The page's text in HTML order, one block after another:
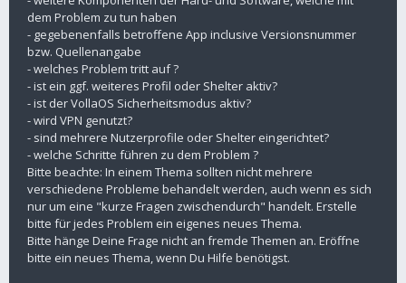
dem Problem zu tun haben
- gegebenenfalls betroffene App inclusive Versionsnummer
bzw. Quellenangabe
- welches Problem tritt auf ?
- ist ein ggf. weiteres Profil oder Shelter aktiv?
- ist der VollaOS Sicherheitsmodus aktiv?
- wird VPN genutzt?
- sind mehrere Nutzerprofile oder Shelter eingerichtet?
- welche Schritte führen zu dem Problem ?
Bitte beachte: In einem Thema sollten nicht mehrere
verschiedene Probleme behandelt werden, auch wenn es sich
nur um eine "kurze Fragen zwischendurch" handelt. Erstelle
bitte für jedes Problem ein eigenes neues Thema.
Bitte hänge Deine Frage nicht an fremde Themen an. Eröffne
bitte ein neues Thema, wenn Du Hilfe benötigst.